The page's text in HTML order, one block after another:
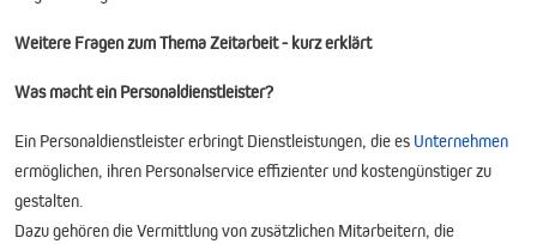
Weitere Fragen zum Thema Zeitarbeit - kurz erklärt
Was macht ein Personaldienstleister?
Ein Personaldienstleister erbringt Dienstleistungen, die es Unternehmen
ermöglichen, ihren Personalservice effizienter und kostengünstiger zu
gestalten.
Dazu gehören die Vermittlung von zusätzlichen Mitarbeitern, die